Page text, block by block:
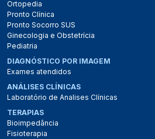
Ortopedia
Pronto Clínica
Pronto Socorro SUS
Ginecologia e Obstetrícia
Pediatria
DIAGNÓSTICO POR IMAGEM
Exames atendidos
ANÁLISES CLÍNICAS
Laboratório de Analises Clínicas
TERAPIAS
Bioimpedância
Fisioterapia